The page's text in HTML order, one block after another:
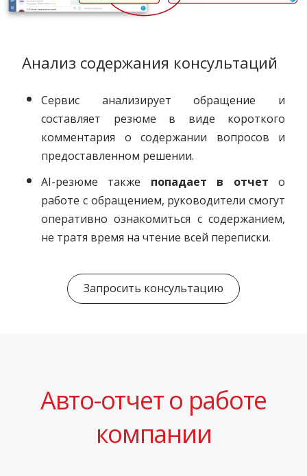
Анализ содержания консультаций
Сервис анализирует обращение и
составляет резюме в виде короткого
комментария о содержании вопросов и
предоставленном решении.
AI-резюме также попадает в отчет о
работе с обращением, руководители смогут
оперативно ознакомиться с содержанием,
не тратя время на чтение всей переписки.
Запросить консультацию
Авто-отчет о работе
компании